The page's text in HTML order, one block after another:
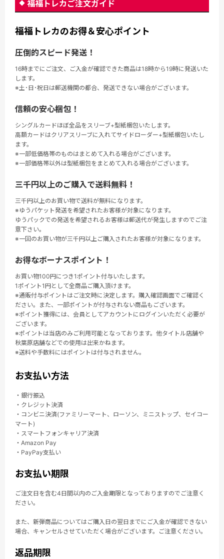
福福トレカご注文ガイド
福福トレカのお得＆安心ポイント
圧倒的スピード発送！
16時までにご注文、ご入金が確認できた商品は18時から19時に発送いた
します。
※土･日･祝日は郵送機関の都合、発送できない場合がございます。
信頼の安心梱包！
シングルカードほぼ全品をスリーブ+型紙梱包いたします。
高額カードはクリアスリーブに入れてサイドローダー+型紙梱包いたし
ます。
※一部低価格帯のものはまとめて入れる場合がございます。
※一部価格帯以外は型紙梱包をまとめて入れる場合がございます。
三千円以上のご購入で送料無料！
三千円以上のお買い物で送料が無料になります。
※ゆうパケット発送を希望されたお客様が対象になります。
ゆうパックでの発送を希望されるお客様は郵送代が発生しますのでご注
意下さい。
※一回のお買い物が三千円以上ご購入されたお客様が対象になります。
お得なボーナスポイント！
お買い物100円につき1ポイント付与いたします。
1ポイント1円として全商品ご購入頂けます。
※通販付与ポイントはご注文時に決定します。購入確認画面でご確認く
ださい。また、一部ポイントが付与されない商品もございます。
※ポイント獲得には、会員としてアカウントにログインいただく必要が
ございます。
※ポイントは当店のみご利用可能となっております。他タイトル店舗や
秋葉原店舗などでの使用は出来かねます。
※送料や手数料にはポイントは付与されません。
お支払い方法
・銀行振込
・クレジット決済
・コンビニ決済(ファミリーマート、ローソン、ミニストップ、セイコー
マート)
・スマートフォンキャリア決済
・Amazon Pay
・PayPay支払い
お支払い期限
ご注文日を含む4日間以内のご入金期限となっておりますのでご注意く
ださい。
また、新弾商品についてはご購入日の翌日までにご入金が確認できない
場合、キャンセルさせていただく場合がございます。ご注意ください。
返品期限